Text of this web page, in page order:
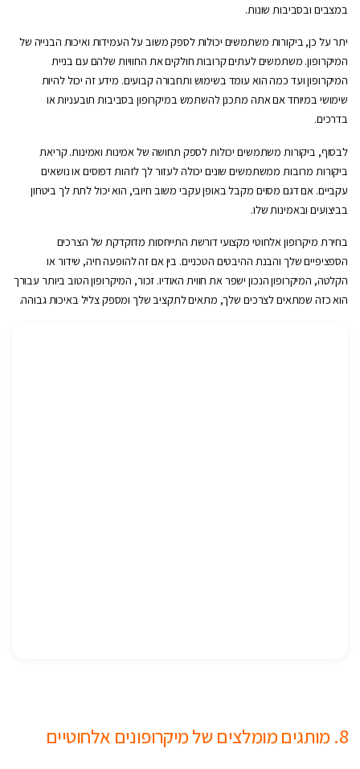
במצבים ובסביבות שונות.
יתר על כן, ביקורות משתמשים יכולות לספק משוב על העמידות ואיכות הבנייה של
המיקרופון. משתמשים לעתים קרובות חולקים את החוויות שלהם עם בניית
המיקרופון ועד כמה הוא עומד בשימוש ותחבורה קבועים. מידע זה יכול להיות
שימושי במיוחד אם אתה מתכנן להשתמש במיקרופון בסביבות תובעניות או
בדרכים.
לבסוף, ביקורות משתמשים יכולות לספק תחושה של אמינות ואמינות. קריאת
ביקורות מרובות ממשתמשים שונים יכולה לעזור לך לזהות דפוסים או נושאים
עקביים. אם דגם מסוים מקבל באופן עקבי משוב חיובי, הוא יכול לתת לך ביטחון
בביצועים ובאמינות שלו.
בחירת מיקרופון אלחוטי מקצועי דורשת התייחסות מדוקדקת של הצרכים
הספציפיים שלך והבנת ההיבטים הטכניים. בין אם זה להופעה חיה, שידור או
הקלטה, המיקרופון הנכון ישפר את חווית האודיו. זכור, המיקרופון הטוב ביותר עבורך
הוא כזה שמתאים לצרכים שלך, מתאים לתקציב שלך ומספק צליל באיכות גבוהה.
8. מותגים מומלצים של מיקרופונים אלחוטיים